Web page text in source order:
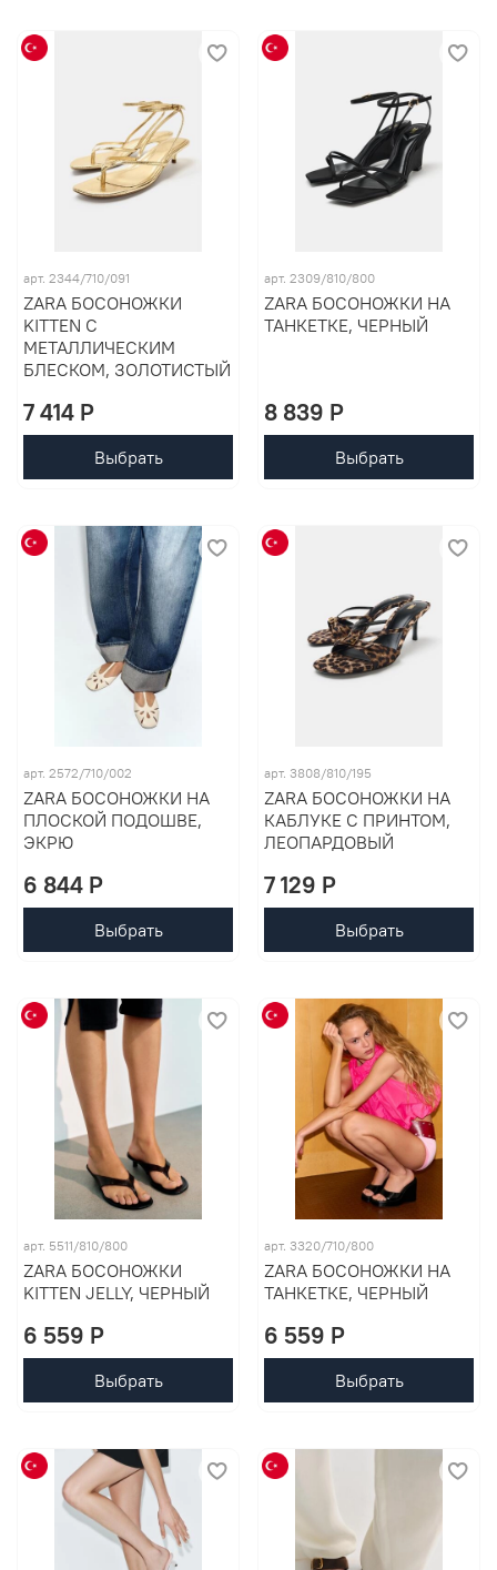
арт. 2344/710/091
ZARA БОСОНОЖКИ
KITTEN С
МЕТАЛЛИЧЕСКИМ
БЛЕСКОМ, ЗОЛОТИСТЫЙ
7 414 P
Выбрать
арт. 2309/810/800
ZARA БОСОНОЖКИ НА
ТАНКЕТКЕ, ЧЕРНЫЙ
8 839 P
Выбрать
арт. 2572/710/002
ZARA БОСОНОЖКИ НА
ПЛОСКОЙ ПОДОШВЕ,
ЭКРЮ
6 844 P
Выбрать
арт. 3808/810/195
ZARA БОСОНОЖКИ НА
КАБЛУКЕ С ПРИНТОМ,
ЛЕОПАРДОВЫЙ
7 129 P
Выбрать
арт. 5511/810/800
ZARA БОСОНОЖКИ
KITTEN JELLY, ЧЕРНЫЙ
6 559 P
Выбрать
арт. 3320/710/800
ZARA БОСОНОЖКИ НА
ТАНКЕТКЕ, ЧЕРНЫЙ
6 559 P
Выбрать